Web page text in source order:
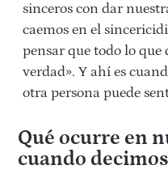
sinceros con dar
caemos en el
pensar que todo lo que
verdad». Y ahí es
otra persona puede
Qué ocurre en
cuando